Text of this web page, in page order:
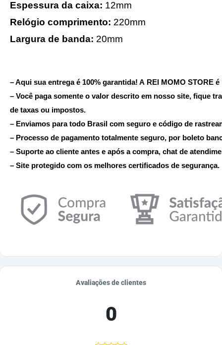
Espessura da caixa: 12mm
Relógio comprimento: 220mm
Largura de banda: 20mm
– Aqui sua entrega é 100% garantida! A REI MOMO STORE
– Você paga somente o valor descrito em nosso site, fique
de taxas ou impostos.
– Enviamos para todo Brasil com seguro e código de
– Processo de pagamento totalmente seguro, por boleto
– Suporte ao cliente antes e após a compra, chat de
– Site protegido com os melhores certificados de segurança.
Avaliações de clientes
0